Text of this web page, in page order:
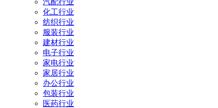
汽配行业
化工行业
纺织行业
服装行业
建材行业
电子行业
家电行业
家居行业
办公行业
包装行业
医药行业